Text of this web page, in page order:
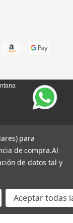
para
de compra.Al
de datos tal y
Aceptar todas